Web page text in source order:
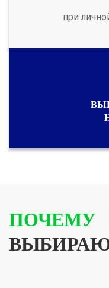
при
ПОЧЕМУ